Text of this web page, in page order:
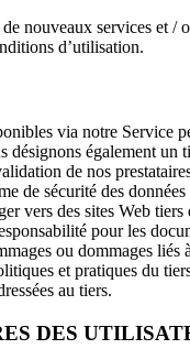
nouveaux services et
d’utilisation.
via notre Service
également
de nos
de sécurité des
vers des sites Web
pour les
ou dommages
et pratiques du
au tiers.
DES